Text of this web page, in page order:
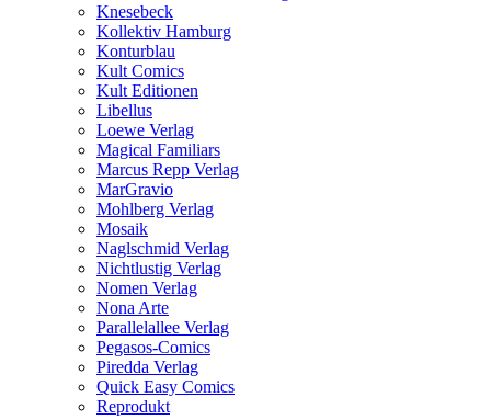
Knesebeck
Kollektiv Hamburg
Konturblau
Kult Comics
Kult Editionen
Libellus
Loewe Verlag
Magical Familiars
Marcus Repp Verlag
MarGravio
Mohlberg Verlag
Mosaik
Naglschmid Verlag
Nichtlustig Verlag
Nomen Verlag
Nona Arte
Parallelallee Verlag
Pegasos-Comics
Piredda Verlag
Quick Easy Comics
Reprodukt